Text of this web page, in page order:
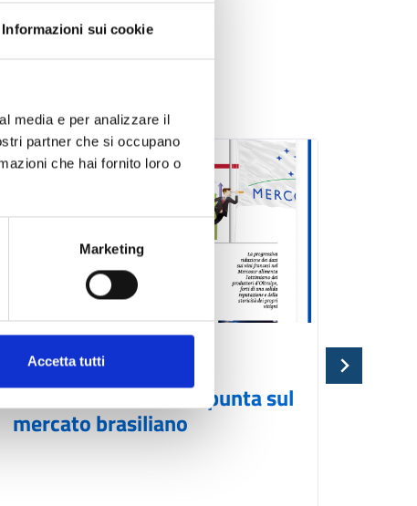
Informazioni sui cookie
media e per analizzare il
partner che si occupano
che hai fornito loro o
Marketing
Accetta tutti
NEWS 04/08/2026
Mercosur, la Francia punta sul
mercato brasiliano